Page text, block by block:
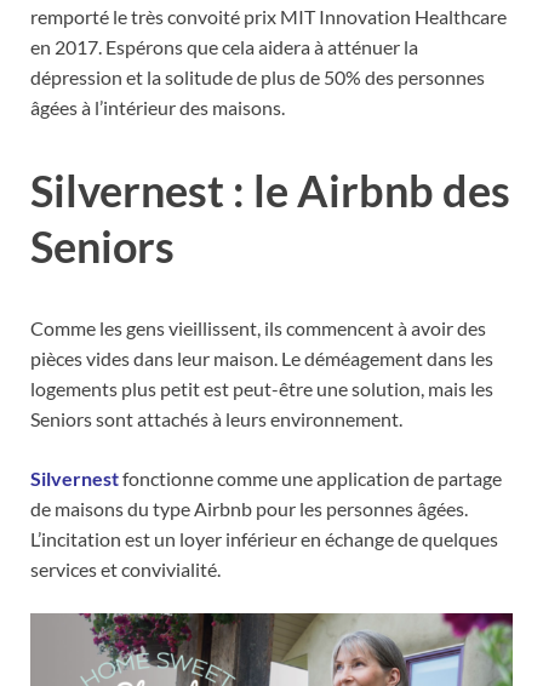
remporté le très convoité prix MIT Innovation Healthcare
en 2017. Espérons que cela aidera à atténuer la
dépression et la solitude de plus de 50% des personnes
âgées à l’intérieur des maisons.
Silvernest : le Airbnb des
Seniors
Comme les gens vieillissent, ils commencent à avoir des
pièces vides dans leur maison. Le déméagement dans les
logements plus petit est peut-être une solution, mais les
Seniors sont attachés à leurs environnement.
Silvernestfonctionne comme une application de partage
de maisons du type Airbnb pour les personnes âgées.
L’incitation est un loyer inférieur en échange de quelques
services et convivialité.